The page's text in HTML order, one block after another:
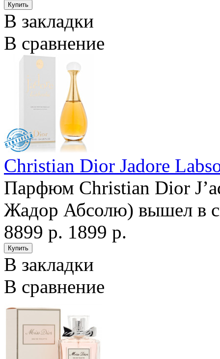
В закладки
В сравнение
Christian Dior Jadore
Парфюм Christian Dior
Жадор Абсолю) вышел в
8899 р. 1899 р.
В закладки
В сравнение